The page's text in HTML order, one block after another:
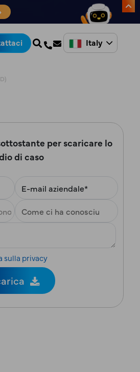
Italy
per scaricare lo
di caso
sulla privacy